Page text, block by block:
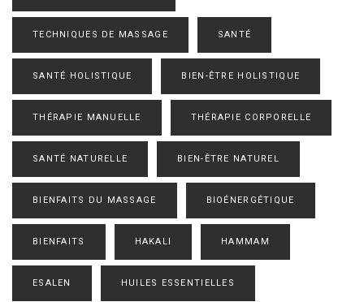
TECHNIQUES DE MASSAGE SANTÉ
SANTÉ HOLISTIQUE BIEN-ÊTRE HOLISTIQUE
THÉRAPIE MANUELLE THÉRAPIE CORPORELLE
SANTÉ NATURELLE BIEN-ÊTRE NATUREL
BIENFAITS DU MASSAGE BIOÉNERGÉTIQUE
BIENFAITS HAKALI HAMMAM
ESALEN HUILES ESSENTIELLES